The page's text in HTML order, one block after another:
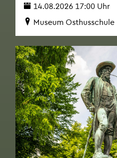
14.08.2026 17:00 Uhr
Mu­se­um Osthus­schu­le